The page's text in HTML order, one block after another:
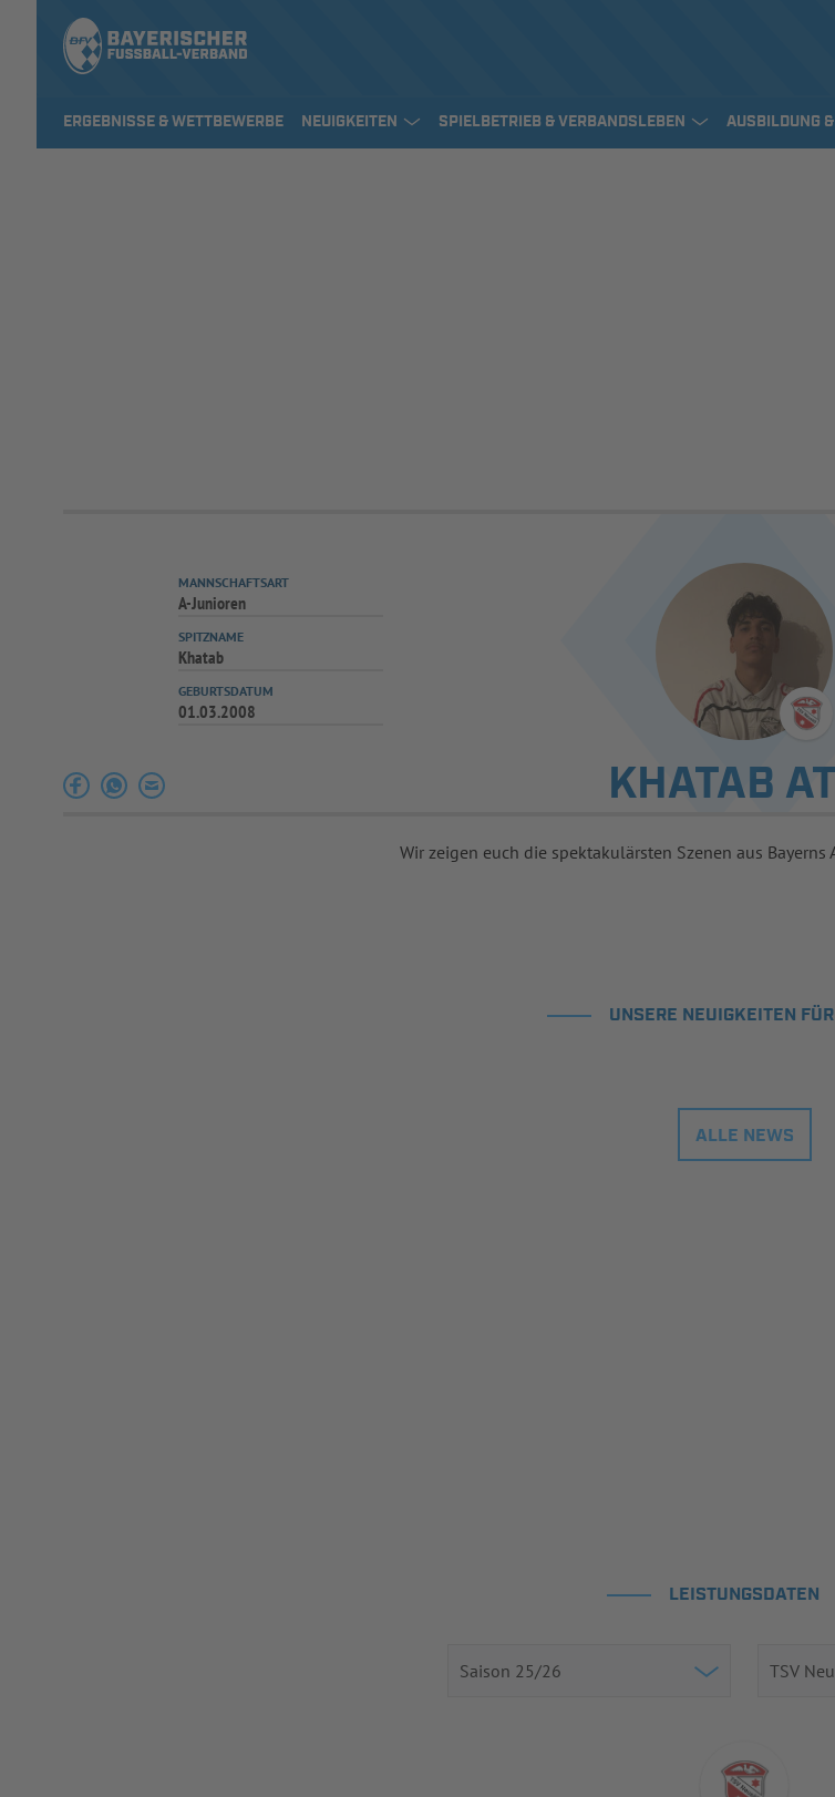
ERGEBNISSE & WETTBEWERBE NEUIGKEITEN SPIELBETRIEB & VERBANDSLEBEN AUSBILDUNG
KHATAB
MANNSCHAFTSART
A-Junioren
SPITZNAME
Khatab
GEBURTSDATUM
01.03.2008
Wir zeigen euch die spektakulärsten Szenen aus
UNSERE NEUIGKEITEN
ALLE NEWS
LEISTUNGSDATEN